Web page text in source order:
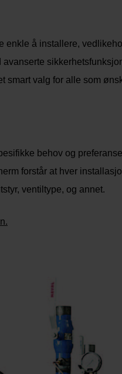
enkle å installere,
smart valg for alle som
behov og
forstår at hver
ventiltype, og annet.